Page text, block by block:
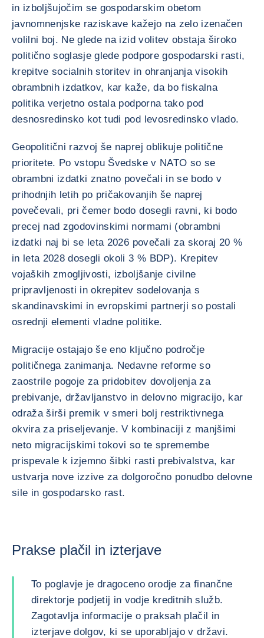
in izboljšujočim se gospodarskim obetom
javnomnenjske raziskave kažejo na zelo izenačen
volilni boj. Ne glede na izid volitev obstaja široko
politično soglasje glede podpore gospodarski rasti,
krepitve socialnih storitev in ohranjanja visokih
obrambnih izdatkov, kar kaže, da bo fiskalna
politika verjetno ostala podporna tako pod
desnosredinsko kot tudi pod levosredinsko vlado.
Geopolitični razvoj še naprej oblikuje politične
prioritete. Po vstopu Švedske v NATO so se
obrambni izdatki znatno povečali in se bodo v
prihodnjih letih po pričakovanjih še naprej
povečevali, pri čemer bodo dosegli ravni, ki bodo
precej nad zgodovinskimi normami (obrambni
izdatki naj bi se leta 2026 povečali za skoraj 20 %
in leta 2028 dosegli okoli 3 % BDP). Krepitev
vojaških zmogljivosti, izboljšanje civilne
pripravljenosti in okrepitev sodelovanja s
skandinavskimi in evropskimi partnerji so postali
osrednji elementi vladne politike.
Migracije ostajajo še eno ključno področje
političnega zanimanja. Nedavne reforme so
zaostrile pogoje za pridobitev dovoljenja za
prebivanje, državljanstvo in delovno migracijo, kar
odraža širši premik v smeri bolj restriktivnega
okvira za priseljevanje. V kombinaciji z manjšimi
neto migracijskimi tokovi so te spremembe
prispevale k izjemno šibki rasti prebivalstva, kar
ustvarja nove izzive za dolgoročno ponudbo delovne
sile in gospodarsko rast.
Prakse plačil in izterjave
To poglavje je dragoceno orodje za finančne
direktorje podjetij in vodje kreditnih služb.
Zagotavlja informacije o praksah plačil in
izterjave dolgov, ki se uporabljajo v državi.